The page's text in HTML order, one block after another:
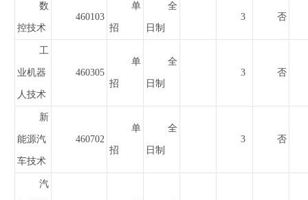
数
控技术
460103
单
招
全
日制
3 否
工
业机器
人技术
460305
单
招
全
日制
3 否
新
能源汽
车技术
460702
单
招
全
日制
3 否
汽